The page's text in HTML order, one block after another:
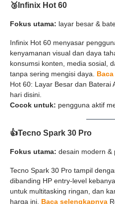
🥉 Infinix Hot 60
Fokus utama: layar besar &
Infinix Hot 60 menyasar
kenyamanan visual dan daya
konsumsi konten, media sosial,
tanpa sering mengisi daya.
Hot 60: Layar Besar dan Baterai
hari disini.
Cocok untuk: pengguna aktif
👍Tecno Spark 30 Pro
Fokus utama: desain modern &
Tecno Spark 30 Pro tampil
dibanding HP entry-level
untuk multitasking ringan, dan
harga ini. Baca selengkapnya